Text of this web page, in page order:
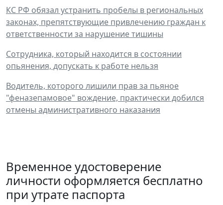
КС РФ обязал устранить пробелы в региональных
законах, препятствующие привлечению граждан к
ответственности за нарушение тишины
Сотрудника, который находится в состоянии
опьянения, допускать к работе нельзя
Водитель, которого лишили прав за пьяное
"феназепамовое" вождение, практически добился
отмены административного наказания
Временное удостоверение
личности оформляется бесплатно
при утрате паспорта